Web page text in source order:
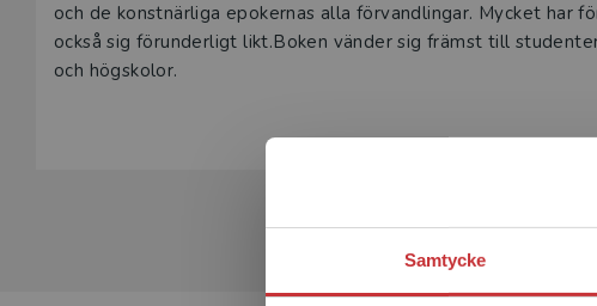
Samtycke
och de konstnärliga epokernas alla förvandlingar. Mycket har
också sig förunderligt likt.Boken vänder sig främst till
och högskolor.